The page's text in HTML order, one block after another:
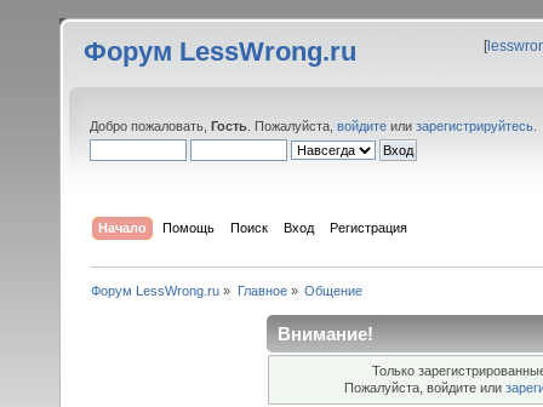
Форум LessWrong.ru [
Добро пожаловать, Гость . Пожалуйста, войдите или зарегистрируйтесь
Начало Помощь Поиск Вход Регистрация
Форум LessWrong.ru » Главное» Общение
Внимание!
Только
Пожалуйста, войдите или